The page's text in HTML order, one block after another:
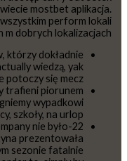
mostbet aplikacja.
perform lokali
m dobrych lokalizacjach.
którzy dokładnie
wiedzą, yak
potoczy się mecz.
trafieni piorunem
wypadkowi
szkoły, na urlop.
nie było
prezentowała
sezonie fatalnie.